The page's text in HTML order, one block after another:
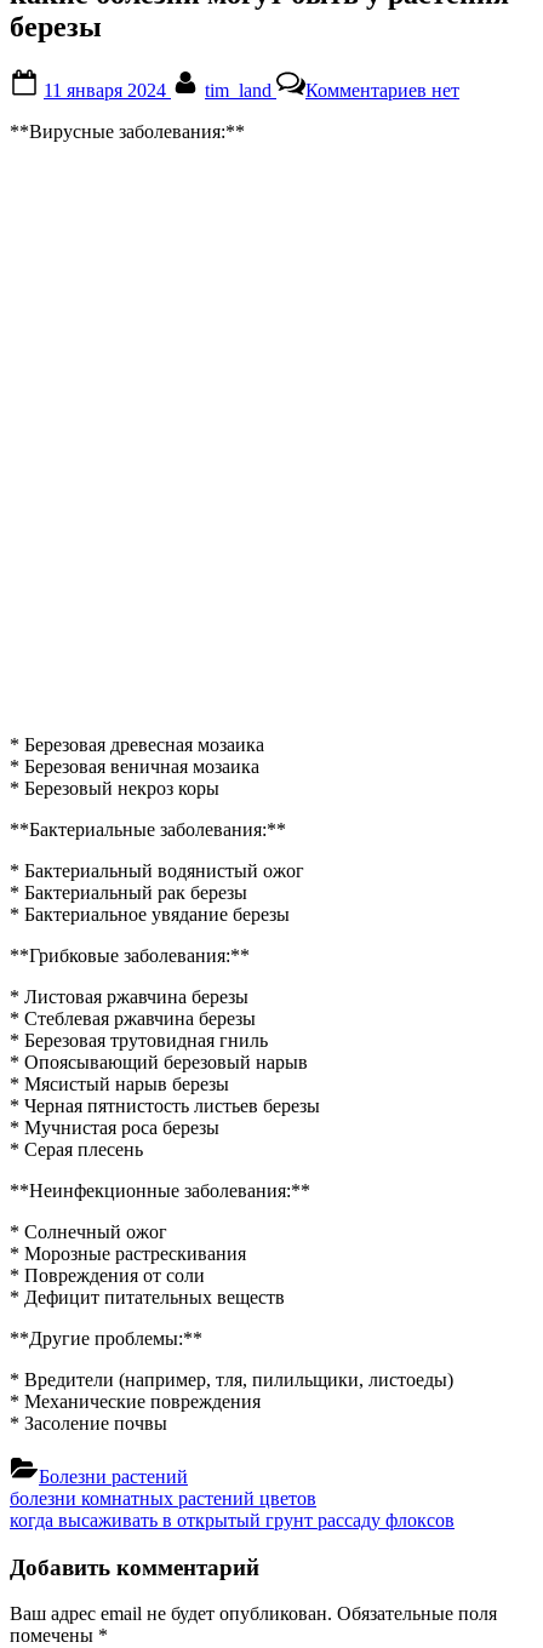
березы
on
11 января 2024 tim_land Комментариевзаписи
нет
**Вирусные заболевания:**
* Березовая древесная мозаика
* Березовая веничная мозаика
* Березовый некроз коры
**Бактериальные заболевания:**
* Бактериальный водянистый ожог
* Бактериальный рак березы
* Бактериальное увядание березы
**Грибковые заболевания:**
* Листовая ржавчина березы
* Стеблевая ржавчина березы
* Березовая трутовидная гниль
* Опоясывающий березовый нарыв
* Мясистый нарыв березы
* Черная пятнистость листьев березы
* Мучнистая роса березы
* Серая плесень
**Неинфекционные заболевания:**
* Солнечный ожог
* Морозные растрескивания
* Повреждения от соли
* Дефицит питательных веществ
**Другие проблемы:**
* Вредители (например, тля, пилильщики, листоеды)
* Механические повреждения
* Засоление почвы
Болезни растений
Навигация
по
записям
Previous
Post:
болезни комнатных растений цветов
Next
когда высаживать в открытый грунт рассаду флоксов
Добавить комментарий
Ваш адрес email не будет опубликован. Обязательные поля
помечены *